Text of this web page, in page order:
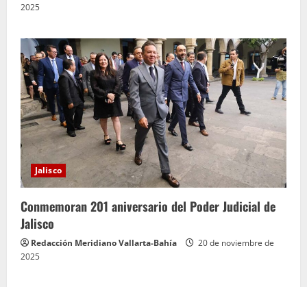
2025
Jalisco
Conmemoran 201 aniversario del Poder Judicial de
Jalisco
Redacción Meridiano Vallarta-Bahía
20 de noviembre de
2025